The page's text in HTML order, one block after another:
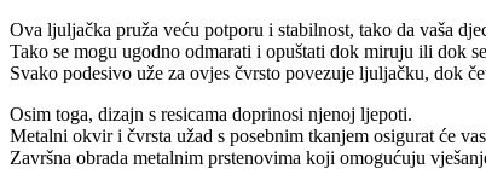
Ova ljuljačka pruža veću potporu i stabilnost, tako da vaša
Tako se mogu ugodno odmarati i opuštati dok miruju ili dok
Svako podesivo uže za ovjes čvrsto povezuje ljuljačku, dok
Osim toga, dizajn s resicama doprinosi njenoj ljepoti.
Metalni okvir i čvrsta užad s posebnim tkanjem osigurat će
Završna obrada metalnim prstenovima koji omogućuju